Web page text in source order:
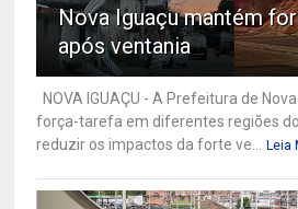
Nova Iguaçu mantém
após ventania
NOVA IGUAÇU - A Prefeitura de
força-tarefa em diferentes regiões
reduzir os impactos da forte ve...
Leia